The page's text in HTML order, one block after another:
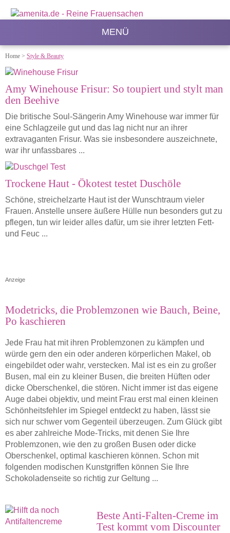
MENÜ
Home > Style & Beauty
Amy Winehouse Frisur: So toupiert und stylt man
den Beehive
Die britische Soul-Sängerin Amy Winehouse war immer für
eine Schlagzeile gut und das lag nicht nur an ihrer
extravaganten Frisur. Was sie insbesondere auszeichnete,
war ihr unfassbares ...
Trockene Haut - Ökotest testet Duschöle
Schöne, streichelzarte Haut ist der Wunschtraum vieler
Frauen. Anstelle unsere äußere Hülle nun besonders gut zu
pflegen, tun wir leider alles dafür, um sie ihrer letzten Fett-
und Feuc ...
Anzeige
Modetricks, die Problemzonen wie Bauch, Beine,
Po kaschieren
Jede Frau hat mit ihren Problemzonen zu kämpfen und
würde gern den ein oder anderen körperlichen Makel, ob
eingebildet oder wahr, verstecken. Mal ist es ein zu großer
Busen, mal ein zu kleiner Busen, die breiten Hüften oder
dicke Oberschenkel, die stören. Nicht immer ist das eigene
Auge dabei objektiv, und meint Frau erst mal einen kleinen
Schönheitsfehler im Spiegel entdeckt zu haben, lässt sie
sich nur schwer vom Gegenteil überzeugen. Zum Glück gibt
es aber zahlreiche Mode-Tricks, mit denen Sie Ihre
Problemzonen, wie den zu großen Busen oder dicke
Oberschenkel, optimal kaschieren können. Schon mit
folgenden modischen Kunstgriffen können Sie Ihre
Schokoladenseite so richtig zur Geltung ...
Beste Anti-Falten-Creme im
Test kommt vom Discounter